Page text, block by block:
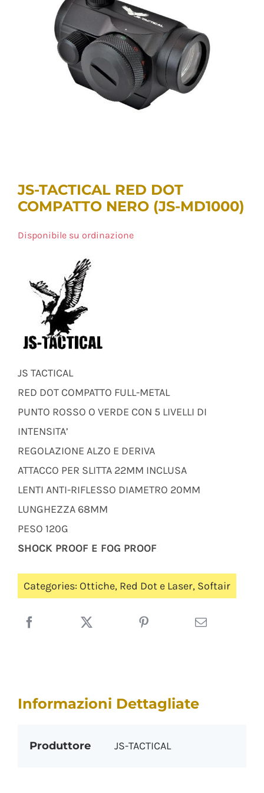
JS-TACTICAL RED DOT
COMPATTO NERO (JS-MD1000)
Disponibile su ordinazione
JS TACTICAL
RED DOT COMPATTO FULL-METAL
PUNTO ROSSO O VERDE CON 5 LIVELLI DI
INTENSITA’
REGOLAZIONE ALZO E DERIVA
ATTACCO PER SLITTA 22MM INCLUSA
LENTI ANTI-RIFLESSO DIAMETRO 20MM
LUNGHEZZA 68MM
PESO 120G
SHOCK PROOF E FOG PROOF
Categories: Ottiche, Red Dot e Laser, Softair
Informazioni Dettagliate
Produttore JS-TACTICAL